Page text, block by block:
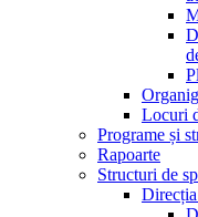
Locuri
Programe și
Rapoarte
Structuri de